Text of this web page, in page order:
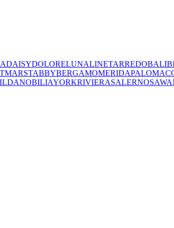
DAISYDOLORELUNALINETARREDOBALI
MARSTABBYBERGAMOMERIDAPALOMA
NOBILIAYORKRIVIERASALERNO